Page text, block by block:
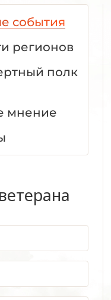
события
регионов
полк
мнение